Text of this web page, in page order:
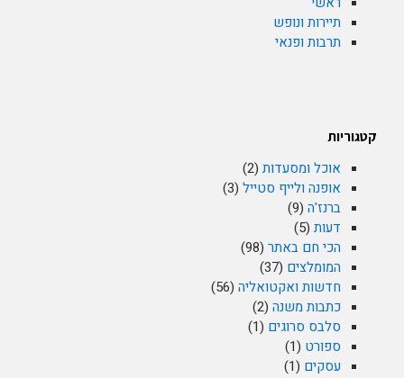
תיירות ונופש
תרבות ופנאי
קטגוריות
אוכל ומסעדות (2)
אופנה ולייף סטייל (3)
ברנז'ה (9)
דעות (5)
הכי חם באתר (98)
המומלצים (37)
חדשות ואקטואליה (56)
כתבות משנה (2)
סלבס סרוגים (1)
ספורט (1)
עסקים (1)